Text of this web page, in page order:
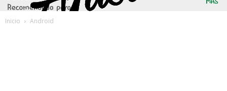
Inicio Android